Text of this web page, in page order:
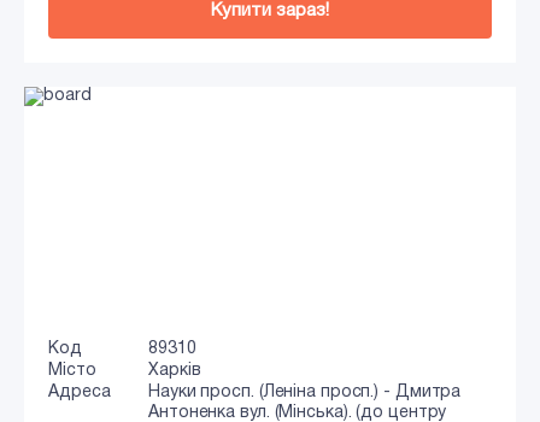
Купити зараз!
Код
89310
Місто
Харків
Адреса
Науки просп. (Леніна просп.) - Дмитра
Антоненка вул. (Мінська). (до центру